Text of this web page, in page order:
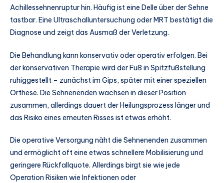
Achillessehnenruptur hin. Häufig ist eine Delle über der Sehne
tastbar. Eine Ultraschalluntersuchung oder MRT bestätigt die
Diagnose und zeigt das Ausmaß der Verletzung.
Die Behandlung kann konservativ oder operativ erfolgen. Bei
der konservativen Therapie wird der Fuß in Spitzfußstellung
ruhiggestellt – zunächst im Gips, später mit einer speziellen
Orthese. Die Sehnenenden wachsen in dieser Position
zusammen, allerdings dauert der Heilungsprozess länger und
das Risiko eines erneuten Risses ist etwas erhöht.
Die operative Versorgung näht die Sehnenenden zusammen
und ermöglicht oft eine etwas schnellere Mobilisierung und
geringere Rückfallquote. Allerdings birgt sie wie jede
Operation Risiken wie Infektionen oder